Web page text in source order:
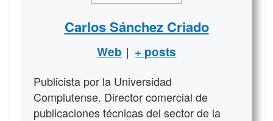
Carlos Sánchez Criado
Web | + posts
Publicista por la Universidad
Complutense. Director comercial de
publicaciones técnicas del sector de la